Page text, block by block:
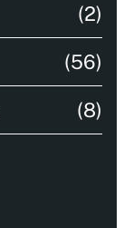
(2)
(56)
(8)